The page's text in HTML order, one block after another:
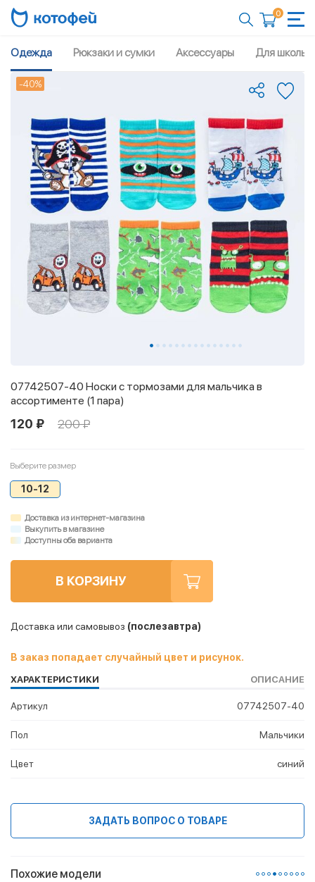
0
Одежда Рюкзаки и сумки Аксессуары Для школы
-40%
07742507-40 Носки с тормозами для мальчика в
ассортименте (1 пара)
120 ₽ 200 ₽
Выберите размер
10-12
Доставка из интернет-магазина
Выкупить в магазине
Доступны оба варианта
В КОРЗИНУ
Доставка или самовывоз (послезавтра)
В заказ попадает случайный цвет и рисунок.
ХАРАКТЕРИСТИКИ ОПИСАНИЕ
Артикул 07742507-40
Пол Мальчики
Цвет синий
ЗАДАТЬ ВОПРОС О ТОВАРЕ
Похожие модели